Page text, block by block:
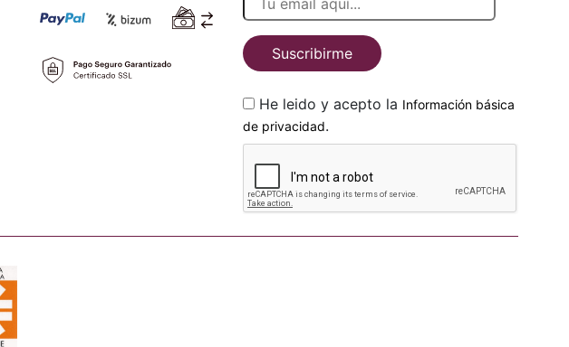
Suscribirme
He leido y acepto la Información básica
de privacidad.